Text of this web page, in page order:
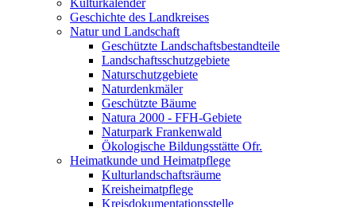
Kulturkalender
Geschichte des Landkreises
Natur und Landschaft
Geschützte Landschaftsbestandteile
Landschaftsschutzgebiete
Naturschutzgebiete
Naturdenkmäler
Geschützte Bäume
Natura 2000 - FFH-Gebiete
Naturpark Frankenwald
Ökologische Bildungsstätte Ofr.
Heimatkunde und Heimatpflege
Kulturlandschaftsräume
Kreisheimatpflege
Kreisdokumentationsstelle